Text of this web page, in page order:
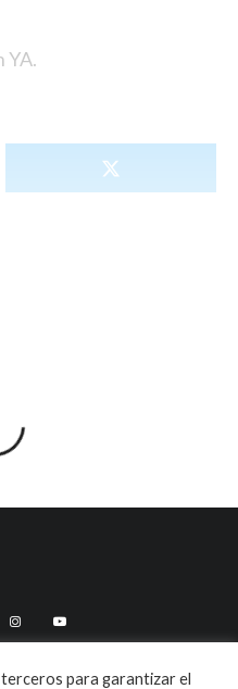
YA.
para garantizar el